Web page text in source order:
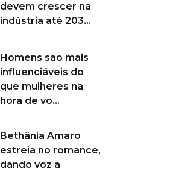
devem crescer na
indústria até 203...
Homens são mais
influenciáveis do
que mulheres na
hora de vo...
Bethânia Amaro
estreia no romance,
dando voz a